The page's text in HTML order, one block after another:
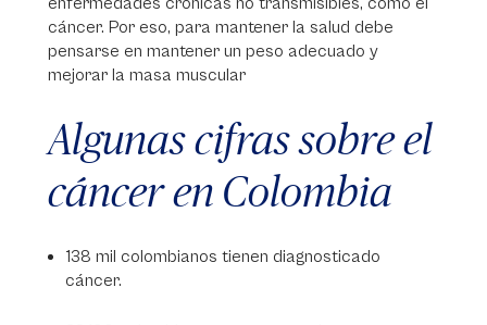
cáncer. Por eso, para mantener la salud debe
pensarse en mantener un peso adecuado y
mejorar la masa muscular
Algunas cifras sobre el
cáncer en Colombia
138 mil colombianos tienen diagnosticado
cáncer.